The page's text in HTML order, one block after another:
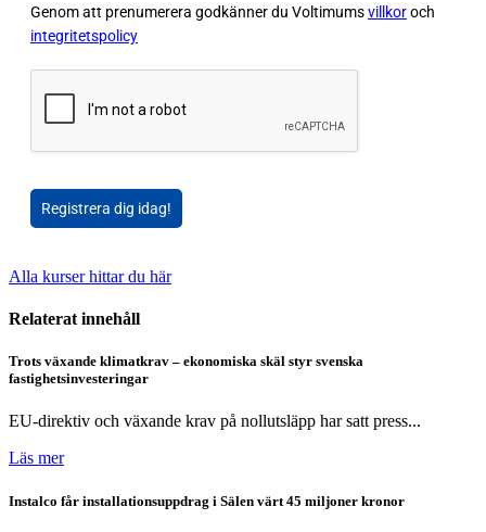
Genom att prenumerera godkänner du Voltimumsvillkoroch
integritetspolicy
Registrera dig idag!
Alla kurser hittar du här
Relaterat innehåll
Trots växande klimatkrav – ekonomiska skäl styr svenska
fastighetsinvesteringar
EU-direktiv och växande krav på nollutsläpp har satt press...
Läs mer
Instalco får installationsuppdrag i Sälen värt 45 miljoner kronor